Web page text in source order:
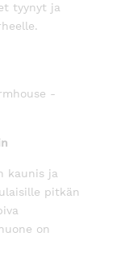
tyynyt ja
-
kaunis ja
pitkän
on